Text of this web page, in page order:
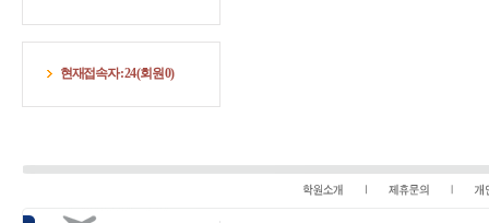
현재접속자 :24(회원0)